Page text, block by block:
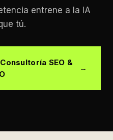
entrene a la IA
tú.
SEO &